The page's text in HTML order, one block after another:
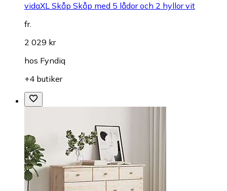
vidaXL Skåp Skåp med 5 lådor och 2 hyllor vit
fr.
2 029 kr
hos Fyndiq
+4 butiker